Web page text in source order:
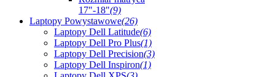
17"-18"(9)
Laptopy Powystawowe(26)
Laptopy Dell Latitude(6)
Laptopy Dell Pro Plus(1)
Laptopy Dell Precision(3)
Laptopy Dell Inspiron(1)